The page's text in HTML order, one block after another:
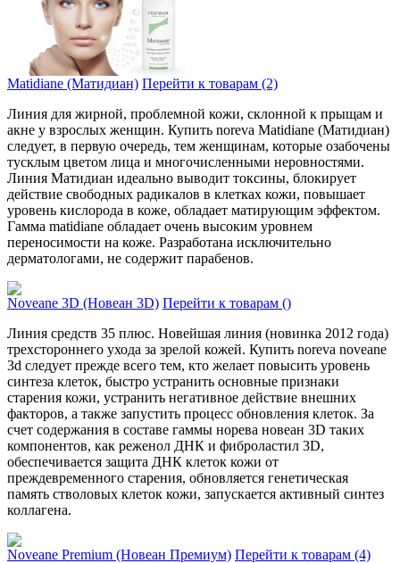
Matidiane (Матидиан) Перейти к товарам (2)
Линия для жирной, проблемной кожи, склонной к прыщам и
акне у взрослых женщин. Купить noreva Matidiane (Матидиан)
следует, в первую очередь, тем женщинам, которые озабочены
тусклым цветом лица и многочисленными неровностями.
Линия Матидиан идеально выводит токсины, блокирует
действие свободных радикалов в клетках кожи, повышает
уровень кислорода в коже, обладает матирующим эффектом.
Гамма matidiane обладает очень высоким уровнем
переносимости на коже. Разработана исключительно
дерматологами, не содержит парабенов.
Noveane 3D (Новеан 3D) Перейти к товарам ()
Линия средств 35 плюс. Новейшая линия (новинка 2012 года)
трехстороннего ухода за зрелой кожей. Купить noreva noveane
3d следует прежде всего тем, кто желает повысить уровень
синтеза клеток, быстро устранить основные признаки
старения кожи, устранить негативное действие внешних
факторов, а также запустить процесс обновления клеток. За
счет содержания в составе гаммы норева новеан 3D таких
компонентов, как реженол ДНК и фиброластил 3D,
обеспечивается защита ДНК клеток кожи от
преждевременного старения, обновляется генетическая
память стволовых клеток кожи, запускается активный синтез
коллагена.
Noveane Premium (Новеан Премиум) Перейти к товарам (4)